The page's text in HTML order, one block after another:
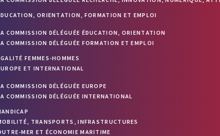
ORIENTATION, FORMATION ET EMPLOI
COMMISSION DÉLÉGUÉE ÉDUCATION, ORIENTATION
COMMISSION DÉLÉGUÉE FORMATION ET EMPLOI
FEMMES-HOMMES
ET INTERNATIONAL
COMMISSION DÉLÉGUÉE EUROPE
COMMISSION DÉLÉGUÉE INTERNATIONAL
TRANSPORTS, INFRASTRUCTURES
MER ET ÉCONOMIE MARITIME